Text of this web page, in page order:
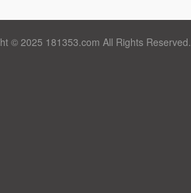
© 2025 181353.com All Rights Reserved.